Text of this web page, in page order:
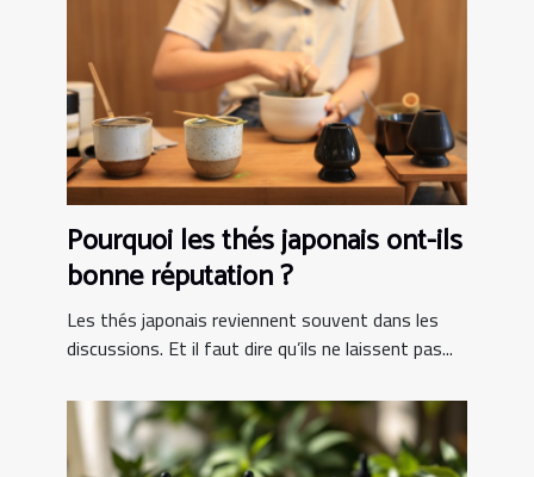
Pourquoi les thés japonais ont-ils
bonne réputation ?
Les thés japonais reviennent souvent dans les
discussions. Et il faut dire qu’ils ne laissent pas...